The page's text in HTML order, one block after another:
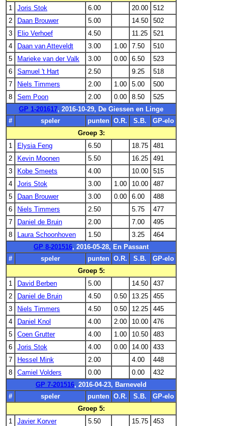
1
Joris Stok 6.00 20.00
512
2
Daan Brouwer 5.00 14.50
502
3
Elio Verhoef 4.50 11.25
521
4
Daan van Atteveldt 3.00 1.00 7.50
510
5
Marieke van der Valk 3.00 0.00 6.50
523
6
Samuel 't Hart 2.50 9.25
518
7
Niels Timmers 2.00 1.00 5.00
500
8
Sem Poon 2.00 0.00 8.50
525
GP 1-201617, 2016-10-29, De Giessen en Linge
#
speler punten O.R. S.B.
GP-elo
Groep 3:
1
Elysia Feng 6.50 18.75
481
2
Kevin Moonen 5.50 16.25
491
3
Kobe Smeets 4.00 10.00
515
4
Joris Stok 3.00 1.00 10.00
487
5
Daan Brouwer 3.00 0.00 6.00
488
6
Niels Timmers 2.50 5.75
477
7
Daniel de Bruin 2.00 7.00
495
8
Laura Schoonhoven 1.50 3.25
464
GP 8-201516, 2016-05-28, En Passant
#
speler punten O.R. S.B.
GP-elo
Groep 5:
1
David Berben 5.00 14.50
437
2
Daniel de Bruin 4.50 0.50 13.25
455
3
Niels Timmers 4.50 0.50 12.25
445
4
Daniel Knol 4.00 2.00 10.00
476
5
Coen Grutter 4.00 1.00 10.50
483
6
Joris Stok 4.00 0.00 14.00
433
7
Hessel Mink 2.00 4.00
448
8
Camiel Volders 0.00 0.00
432
GP 7-201516, 2016-04-23, Barneveld
#
speler punten O.R. S.B.
GP-elo
Groep 5:
1
Javier Korver 5.50 15.75 453